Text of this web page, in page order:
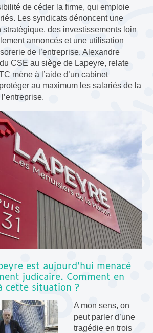
de céder la firme, qui emploie
Les syndicats dénoncent une
des investissements loin
annoncés et une utilisation
de l’entreprise. Alexandre
CSE au siège de Lapeyre, relate
mène à l’aide d’un cabinet
au maximum les salariés de la
est aujourd’hui menacé
judicaire. Comment en
cette situation ?
A mon sens, on
peut parler d’une
tragédie en trois